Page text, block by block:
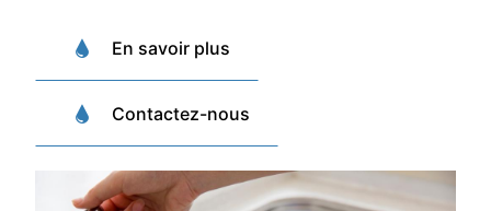
En savoir plus
Contactez-nous